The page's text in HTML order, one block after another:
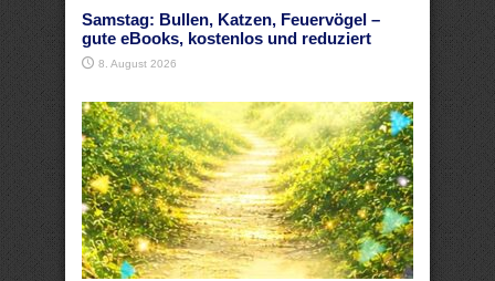
Samstag: Bullen, Katzen, Feuervögel –
gute eBooks, kostenlos und reduziert
8. August 2026